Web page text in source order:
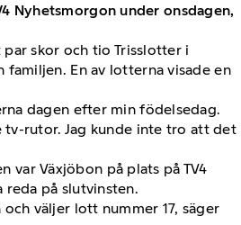
Nyhetsmorgon under onsdagen,
skor och tio Trisslotter i
En av lotterna visade en
dagen efter min födelsedag.
tv-rutor. Jag kunde inte tro att det
var Växjöbon på plats på TV4
på slutvinsten.
och väljer lott nummer 17, säger